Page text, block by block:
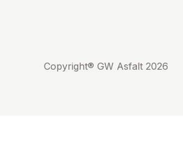
Copyright® GW Asfalt 2026